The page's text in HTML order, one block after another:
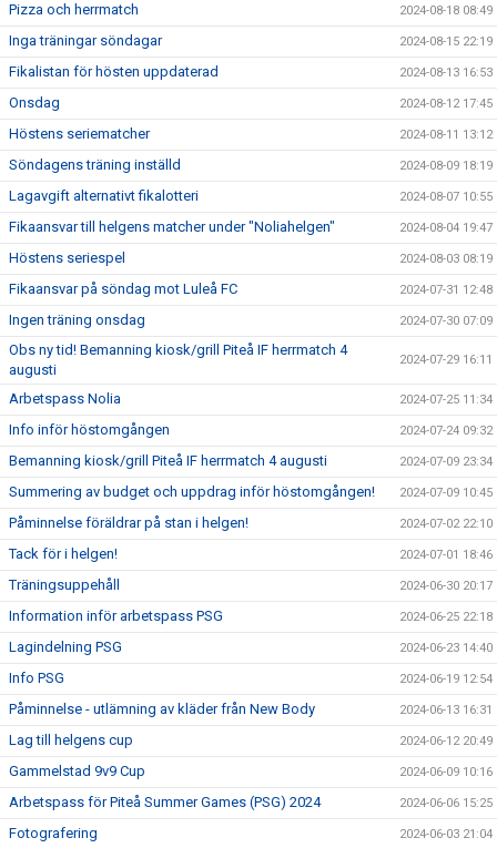
Pizza och herrmatch 2024-08-18 08:49
Inga träningar söndagar 2024-08-15 22:19
Fikalistan för hösten uppdaterad 2024-08-13 16:53
Onsdag 2024-08-12 17:45
Höstens seriematcher 2024-08-11 13:12
Söndagens träning inställd 2024-08-09 18:19
Lagavgift alternativt fikalotteri 2024-08-07 10:55
Fikaansvar till helgens matcher under "Noliahelgen" 2024-08-04 19:47
Höstens seriespel 2024-08-03 08:19
Fikaansvar på söndag mot Luleå FC 2024-07-31 12:48
Ingen träning onsdag 2024-07-30 07:09
Obs ny tid! Bemanning kiosk/grill Piteå IF herrmatch 4
augusti
2024-07-29 16:11
Arbetspass Nolia 2024-07-25 11:34
Info inför höstomgången 2024-07-24 09:32
Bemanning kiosk/grill Piteå IF herrmatch 4 augusti 2024-07-09 23:34
Summering av budget och uppdrag inför höstomgången! 2024-07-09 10:45
Påminnelse föräldrar på stan i helgen! 2024-07-02 22:10
Tack för i helgen! 2024-07-01 18:46
Träningsuppehåll 2024-06-30 20:17
Information inför arbetspass PSG 2024-06-25 22:18
Lagindelning PSG 2024-06-23 14:40
Info PSG 2024-06-19 12:54
Påminnelse - utlämning av kläder från New Body 2024-06-13 16:31
Lag till helgens cup 2024-06-12 20:49
Gammelstad 9v9 Cup 2024-06-09 10:16
Arbetspass för Piteå Summer Games (PSG) 2024 2024-06-06 15:25
Fotografering 2024-06-03 21:04